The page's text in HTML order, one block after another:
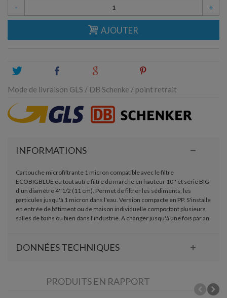
- +
AJOUTER
Tweet
Mode de livraison GLS / DB Schenke / point retrait
INFORMATIONS
Cartouche microfiltrante 1 micron compatible avec le filtre
ECOBIGBLUE ou tout autre filtre du marché en hauteur 10'' et série BIG
d'un diamètre 4''1/2 (11 cm). Permet de filtrer les sédiments, les
particules jusqu'à 1 micron dans l'eau. Version compacte en PP. S'installe
en entrée de bâtiment ou de maison individuelle comportant plusieurs
salles de bains ou bien dans l'industrie. A changer jusqu'à une fois par an.
DONNÉES TECHNIQUES
PRODUITS EN RAPPORT